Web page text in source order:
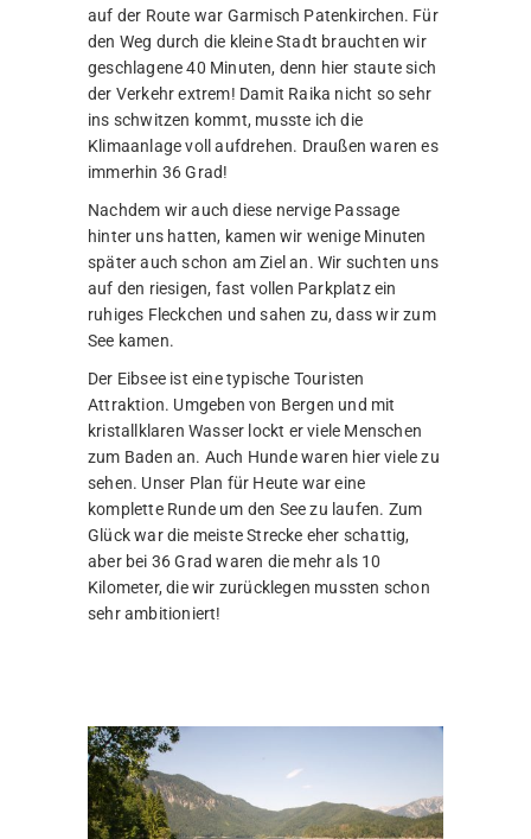
auf der Route war Garmisch Patenkirchen. Für
den Weg durch die kleine Stadt brauchten wir
geschlagene 40 Minuten, denn hier staute sich
der Verkehr extrem! Damit Raika nicht so sehr
ins schwitzen kommt, musste ich die
Klimaanlage voll aufdrehen. Draußen waren es
immerhin 36 Grad!
Nachdem wir auch diese nervige Passage
hinter uns hatten, kamen wir wenige Minuten
später auch schon am Ziel an. Wir suchten uns
auf den riesigen, fast vollen Parkplatz ein
ruhiges Fleckchen und sahen zu, dass wir zum
See kamen.
Der Eibsee ist eine typische Touristen
Attraktion. Umgeben von Bergen und mit
kristallklaren Wasser lockt er viele Menschen
zum Baden an. Auch Hunde waren hier viele zu
sehen. Unser Plan für Heute war eine
komplette Runde um den See zu laufen. Zum
Glück war die meiste Strecke eher schattig,
aber bei 36 Grad waren die mehr als 10
Kilometer, die wir zurücklegen mussten schon
sehr ambitioniert!